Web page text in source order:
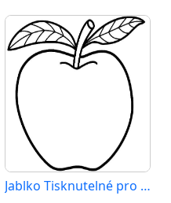
Jablko Tisknutelné pro Děti